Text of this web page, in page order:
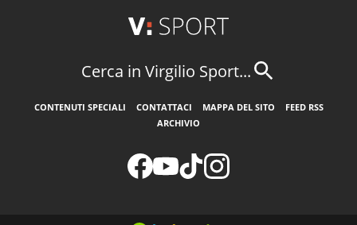
Cerca in Virgilio Sport...
CONTENUTI SPECIALI CONTATTACI MAPPA DEL SITO
FEED RSS
ARCHIVIO